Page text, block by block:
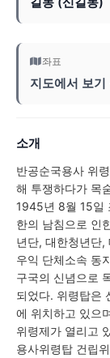
좌표
지도에서 보
소개
반공순국용사 위
해 투쟁하다가 목
1945년 8월 15일
한의 남침으로 인
년단, 대한청년단,
우익 단체소속 동
구국의 신념으로
되었다. 위령탑은
에 위치하고 있으
위령제가 열리고
용사위령탑 건립